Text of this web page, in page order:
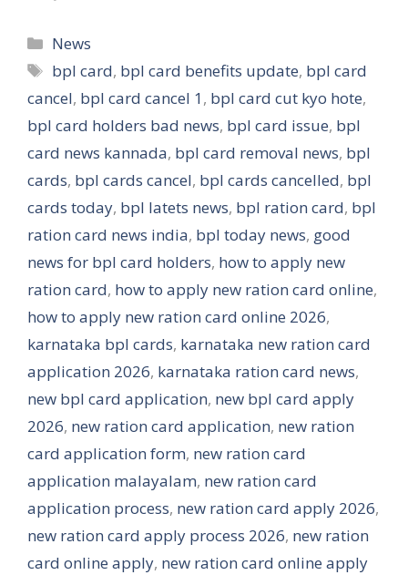
Categories
News
Tags
bpl card, bpl card benefits update, bpl card
cancel, bpl card cancel 1, bpl card cut kyo hote,
bpl card holders bad news, bpl card issue, bpl
card news kannada, bpl card removal news, bpl
cards, bpl cards cancel, bpl cards cancelled, bpl
cards today, bpl latets news, bpl ration card, bpl
ration card news india, bpl today news, good
news for bpl card holders, how to apply new
ration card, how to apply new ration card online,
how to apply new ration card online 2026,
karnataka bpl cards, karnataka new ration card
application 2026, karnataka ration card news,
new bpl card application, new bpl card apply
2026, new ration card application, new ration
card application form, new ration card
application malayalam, new ration card
application process, new ration card apply 2026,
new ration card apply process 2026, new ration
card online apply, new ration card online apply